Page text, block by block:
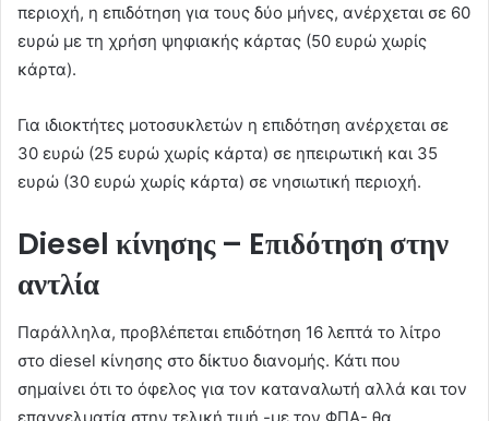
περιοχή, η επιδότηση για τους δύο μήνες, ανέρχεται σε 60
ευρώ με τη χρήση ψηφιακής κάρτας (50 ευρώ χωρίς
κάρτα).
Για ιδιοκτήτες μοτοσυκλετών η επιδότηση ανέρχεται σε
30 ευρώ (25 ευρώ χωρίς κάρτα) σε ηπειρωτική και 35
ευρώ (30 ευρώ χωρίς κάρτα) σε νησιωτική περιοχή.
Diesel κίνησης – Eπιδότηση στην
αντλία
Παράλληλα, προβλέπεται επιδότηση 16 λεπτά το λίτρο
στο diesel κίνησης στο δίκτυο διανομής. Κάτι που
σημαίνει ότι το όφελος για τον καταναλωτή αλλά και τον